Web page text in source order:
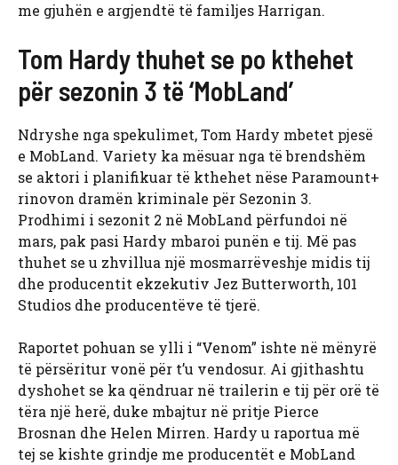
me gjuhën e argjendtë të familjes Harrigan.
Tom Hardy thuhet se po kthehet
për sezonin 3 të ‘MobLand’
Ndryshe nga spekulimet, Tom Hardy mbetet pjesë
e MobLand. Variety ka mësuar nga të brendshëm
se aktori i planifikuar të kthehet nëse Paramount+
rinovon dramën kriminale për Sezonin 3.
Prodhimi i sezonit 2 në MobLand përfundoi në
mars, pak pasi Hardy mbaroi punën e tij. Më pas
thuhet se u zhvillua një mosmarrëveshje midis tij
dhe producentit ekzekutiv Jez Butterworth, 101
Studios dhe producentëve të tjerë.
Raportet pohuan se ylli i “Venom” ishte në mënyrë
të përsëritur vonë për t’u vendosur. Ai gjithashtu
dyshohet se ka qëndruar në trailerin e tij për orë të
tëra një herë, duke mbajtur në pritje Pierce
Brosnan dhe Helen Mirren. Hardy u raportua më
tej se kishte grindje me producentët e MobLand